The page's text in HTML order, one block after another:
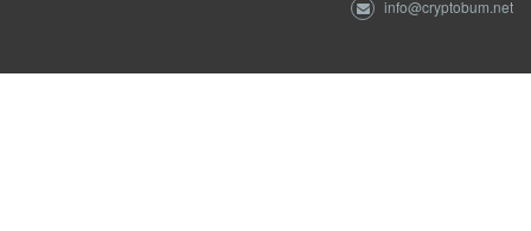
info@cryptobum.net